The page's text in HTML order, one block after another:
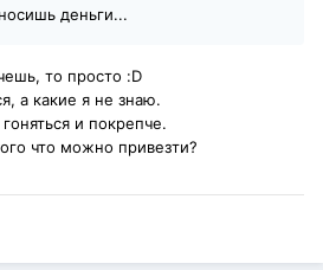
деньги...
то просто :D
а какие я не знаю.
и покрепче.
что можно привезти?